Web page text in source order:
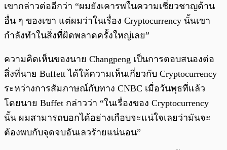
เขากล่าวต่ออีกว่า “ผมยังเคารพในความเชี่ยวชาญด้าน
อื่น ๆ ของเขา แต่ผมว่าในเรื่อง Cryptocurrency นั้นเขา
กำลังทำในสิ่งที่ผิดพลาดครั้งใหญ่เลย”
ความคิดเห็นของนาย Changpeng เป็นการตอบสนองต่อ
สิ่งที่นาย Buffett ได้ให้ความเห็นเกี่ยวกับ Cryptocurrency
ระหว่างการสัมภาษณ์กับทาง CNBC เมื่อวันพุธที่แล้ว
โดยนาย Buffet กล่าวว่า “ในเรื่องของ Cryptocurrency
นั้น ผมสามารถบอกได้อย่างเกือบจะแน่ใจเลยว่ามันจะ
ต้องพบกับจุดจบอันเลวร้ายแน่นอน”